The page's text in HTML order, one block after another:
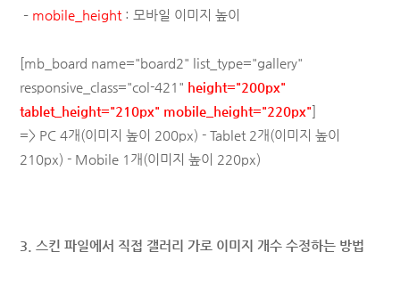
– mobile_height : 모바일 이미지 높이
[mb_board name="board2" list_type="gallery"
responsive_class="col-421" height="200px"
tablet_height="210px" mobile_height="220px"]
=> PC 4개(이미지 높이 200px) - Tablet 2개(이미지 높이
210px) - Mobile 1개(이미지 높이 220px)
3. 스킨 파일에서 직접 갤러리 가로 이미지 개수 수정하는 방법